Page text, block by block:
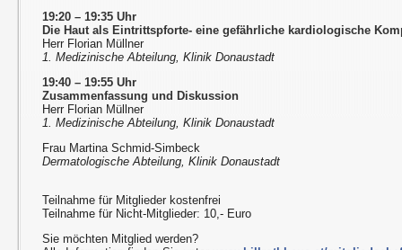
19:20 – 19:35 Uhr
Die Haut als Eintrittspforte- eine gefährliche kardiologische
Herr Florian Müllner
1. Medizinische Abteilung, Klinik Donaustadt
19:40 – 19:55 Uhr
Zusammenfassung und Diskussion
Herr Florian Müllner
1. Medizinische Abteilung, Klinik Donaustadt
Frau Martina Schmid-Simbeck
Dermatologische Abteilung, Klinik Donaustadt
Teilnahme für Mitglieder kostenfrei
Teilnahme für Nicht-Mitglieder: 10,- Euro
Sie möchten Mitglied werden?